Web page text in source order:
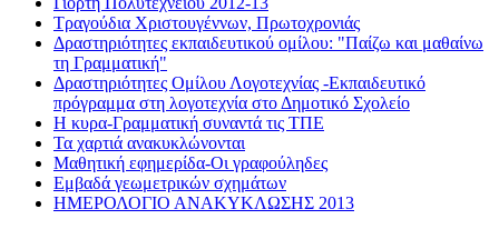
Τραγούδια Χριστουγέννων, Πρωτοχρονιάς
Δραστηριότητες εκπαιδευτικού ομίλου: "Παίζω και μαθαίνω
τη Γραμματική"
Δραστηριότητες Ομίλου Λογοτεχνίας -Εκπαιδευτικό
πρόγραμμα στη λογοτεχνία στο Δημοτικό Σχολείο
Η κυρα-Γραμματική συναντά τις ΤΠΕ
Τα χαρτιά ανακυκλώνονται
Μαθητική εφημερίδα-Οι γραφούληδες
Εμβαδά γεωμετρικών σχημάτων
ΗΜΕΡΟΛΟΓΙΟ ΑΝΑΚΥΚΛΩΣΗΣ 2013